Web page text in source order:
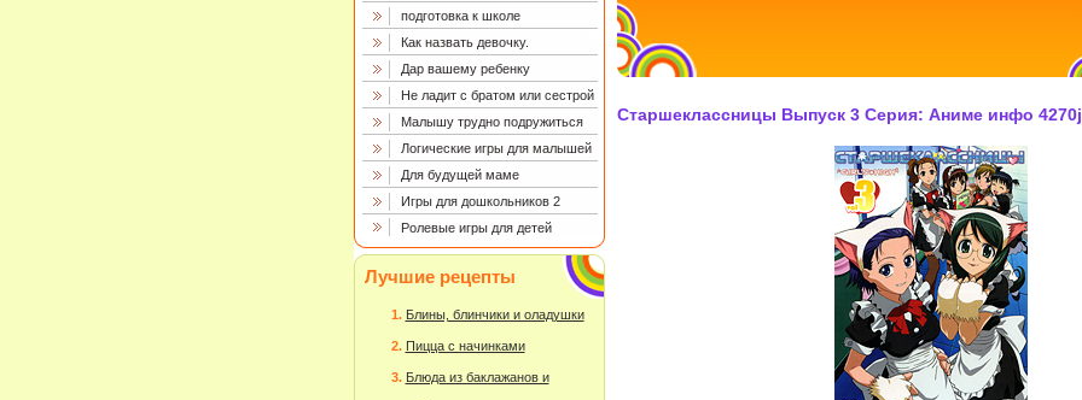
подготовка к школе
Как назвать девочку.
Дар вашему ребенку
Не ладит с братом или сестрой
Малышу трудно подружиться
Логические игры для малышей
Для будущей маме
Игры для дошкольников 2
Ролевые игры для детей
Лучшие рецепты
Блины, блинчики и оладушки
Пицца с начинками
Блюда из баклажанов и
Старшеклассницы Выпуск 3 Серия: Аниме инфо